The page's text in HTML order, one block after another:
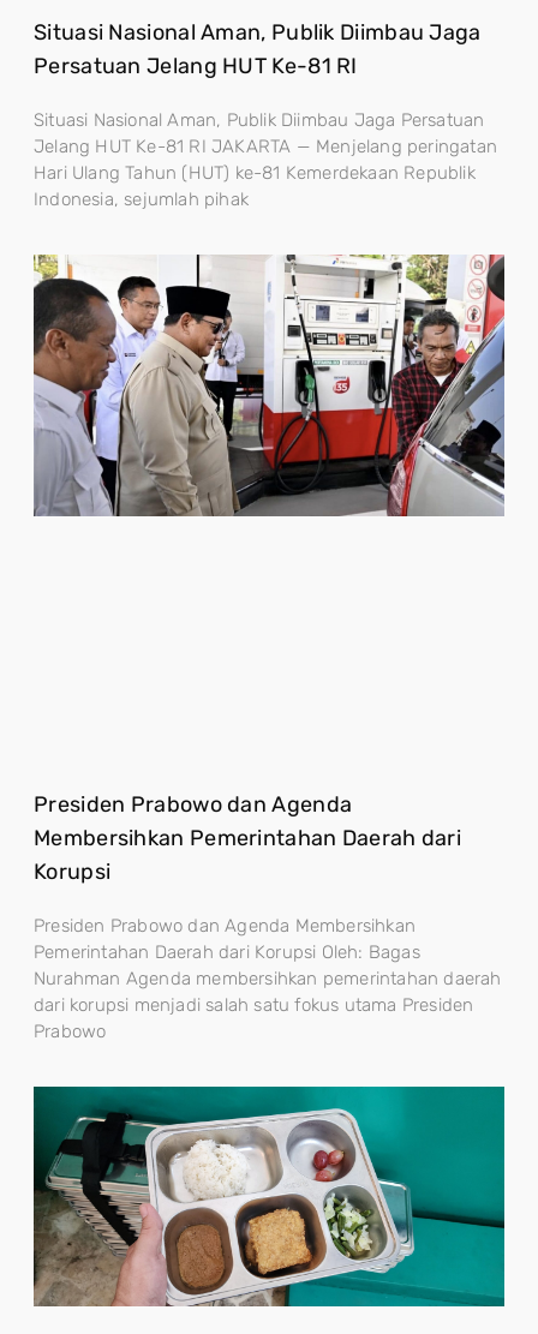
Situasi Nasional Aman, Publik Diimbau Jaga
Persatuan Jelang HUT Ke-81 RI
Situasi Nasional Aman, Publik Diimbau Jaga Persatuan
Jelang HUT Ke-81 RI JAKARTA — Menjelang peringatan
Hari Ulang Tahun (HUT) ke-81 Kemerdekaan Republik
Indonesia, sejumlah pihak
Presiden Prabowo dan Agenda
Membersihkan Pemerintahan Daerah dari
Korupsi
Presiden Prabowo dan Agenda Membersihkan
Pemerintahan Daerah dari Korupsi Oleh: Bagas
Nurahman Agenda membersihkan pemerintahan daerah
dari korupsi menjadi salah satu fokus utama Presiden
Prabowo